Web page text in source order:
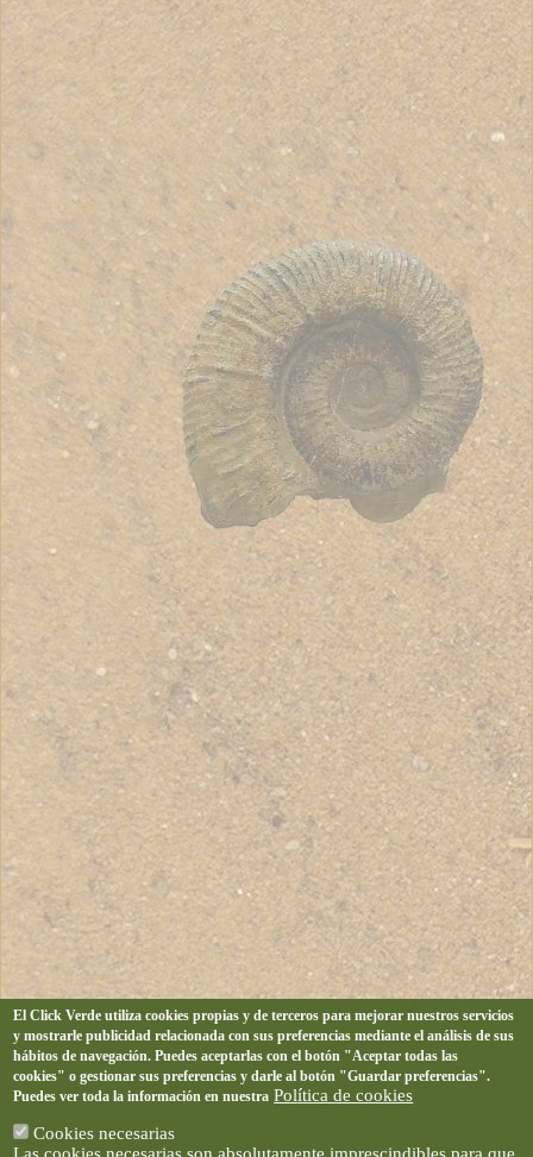
El Click Verde utiliza cookies propias y de terceros para mejorar nuestros servicios
y mostrarle publicidad relacionada con sus preferencias mediante el análisis de sus
hábitos de navegación. Puedes aceptarlas con el botón "Aceptar todas las
cookies" o gestionar sus preferencias y darle al botón "Guardar preferencias".
Puedes ver toda la información en nuestra Política de cookies
Cookies necesarias